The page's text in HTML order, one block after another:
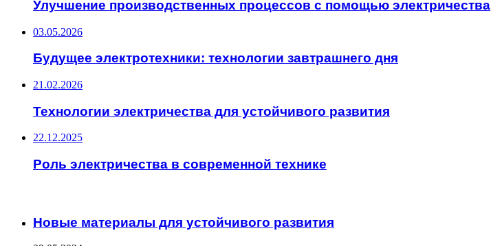
Улучшение производственных процессов с помощью электричества
03.05.2026
Будущее электротехники: технологии завтрашнего дня
21.02.2026
Технологии электричества для устойчивого развития
22.12.2025
Роль электричества в современной технике
Новые материалы для устойчивого развития